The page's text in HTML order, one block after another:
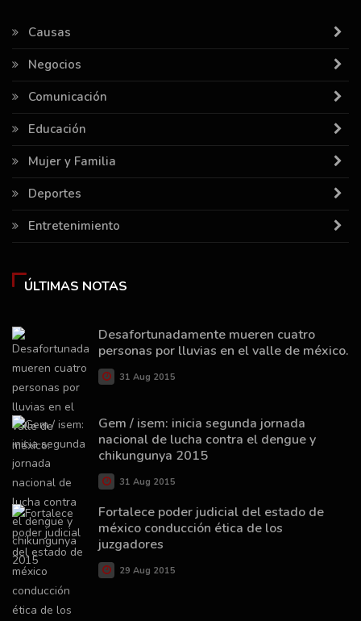
Causas
Negocios
Comunicación
Educación
Mujer y Familia
Deportes
Entretenimiento
ÚLTIMAS NOTAS
Desafortunadamente mueren cuatro
personas por lluvias en el valle de méxico.
31 Aug 2015
Gem / isem: inicia segunda jornada
nacional de lucha contra el dengue y
chikungunya 2015
31 Aug 2015
Fortalece poder judicial del estado de
méxico conducción ética de los
juzgadores
29 Aug 2015